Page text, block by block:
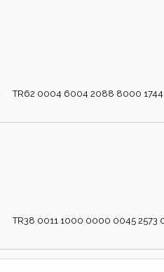
TR62 0004 6004 2088 8000 1744
TR38 0011 1000 0000 0045 2573